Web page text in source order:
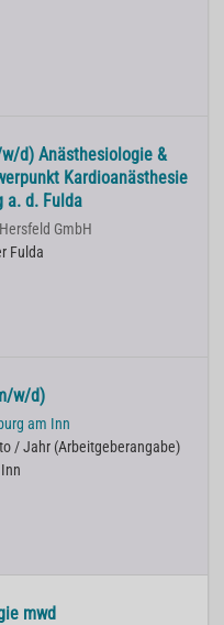
d) Anästhesiologie &
Kardioanästhesie
a. d. Fulda
GmbH
Fulda
w/d)
am Inn
/ Jahr (Arbeitgeberangabe)
mwd